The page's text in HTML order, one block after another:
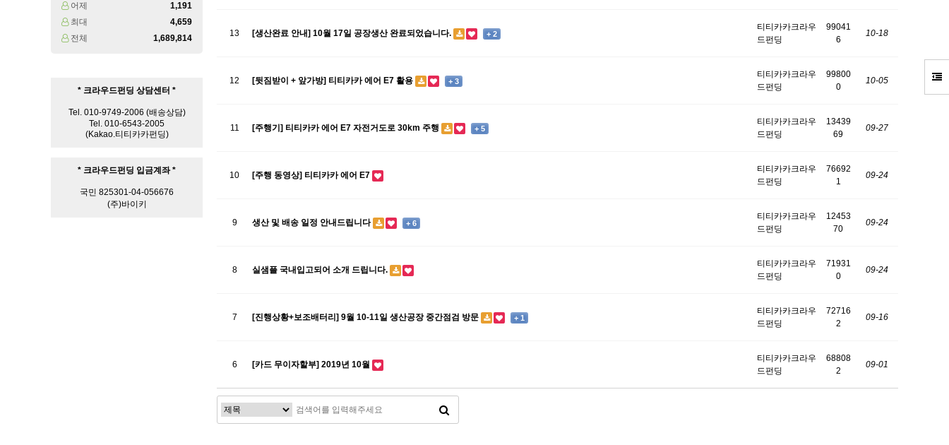
어제
1,191
최대
4,659
전체
1,689,814
* 크라우드펀딩 상담센터 *
Tel. 010-9749-2006 (배송상담)
Tel. 010-6543-2005
(Kakao.티티카카펀딩)
* 크라우드펀딩 입금계좌 *
국민 825301-04-056676
(주)바이키
13 [생산완료 안내] 10월 17일 공장생산 완료되었습니다. + 2
티티카카크라우
드펀딩
99041
6
10-18
12 [뒷짐받이 + 앞가방] 티티카카 에어 E7 활용 + 3
티티카카크라우
드펀딩
99800
0
10-05
11 [주행기] 티티카카 에어 E7 자전거도로 30km 주행 + 5
티티카카크라우
드펀딩
13439
69
09-27
10 [주행 동영상] 티티카카 에어 E7
티티카카크라우
드펀딩
76692
1
09-24
9 생산 및 배송 일정 안내드립니다 + 6
티티카카크라우
드펀딩
12453
70
09-24
8 실샘플 국내입고되어 소개 드립니다.
티티카카크라우
드펀딩
71931
0
09-24
7 [진행상황+보조배터리] 9월 10-11일 생산공장 중간점검 방문 + 1
티티카카크라우
드펀딩
72716
2
09-16
6 [카드 무이자할부] 2019년 10월
티티카카크라우
드펀딩
68808
2
09-01